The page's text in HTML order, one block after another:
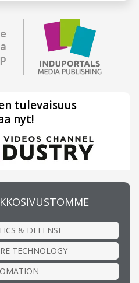
tulevaisuus
nyt!
& DEFENSE
TECHNOLOGY